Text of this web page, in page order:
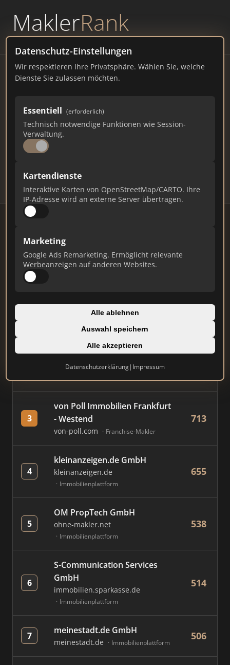
MaklerRank
powered byWAVEPOINT
Datenschutz-Einstellungen
Wir respektieren Ihre Privatsphäre. Wählen Sie, welche
Dienste Sie zulassen möchten.
Essentiell (erforderlich)
Technisch notwendige Funktionen wie Session-
Verwaltung.
Kartendienste
Interaktive Karten von OpenStreetMap/CARTO. Ihre
IP-Adresse wird an externe Server übertragen.
Marketing
Google Ads Remarketing. Ermöglicht relevante
Werbeanzeigen auf anderen Websites.
Alle ablehnen
Auswahl speichern
Alle akzeptieren
Datenschutzerklärung| Impressum
Immobilienmakler
Eggenfelden – Ranking Juli
2026
BAYERN13.090 EINWOHNER
70
Makler Makler-Keywords
Stand: Juli 2026
#
Immobilien Scout GmbH
immobilienscout24.de
AVIV Germany GmbH
3
von Poll Immobilien Frankfurt
- Westend
von-poll.com Franchise-Makler
713
4
kleinanzeigen.de GmbH
kleinanzeigen.de
Immobilienplattform
655
5
OM PropTech GmbH
ohne-makler.net
Immobilienplattform
538
6
S-Communication Services
GmbH
immobilien.sparkasse.de
Immobilienplattform
514
7 meinestadt.de GmbH
meinestadt.de Immobilienplattform
506